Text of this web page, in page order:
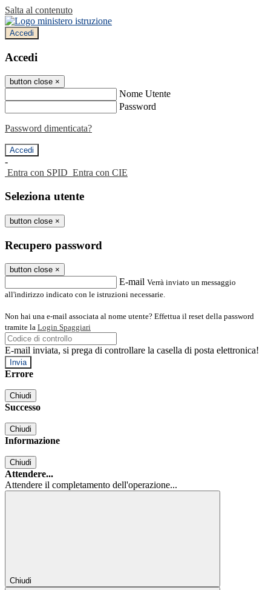
Salta al contenuto
Accedi
Accedi
button close ×
Nome Utente
Password
Password dimenticata?
-
Entra con SPID Entra con CIE
Seleziona utente
button close ×
Recupero password
button close ×
E-mail Verrà inviato un messaggio
all'indirizzo indicato con le istruzioni necessarie.
Non hai una e-mail associata al nome utente? Effettua il reset della password
tramite la Login Spaggiari
E-mail inviata, si prega di controllare la casella di posta elettronica!
Errore
Chiudi
Successo
Chiudi
Informazione
Chiudi
Attendere...
Attendere il completamento dell'operazione...
Chiudi